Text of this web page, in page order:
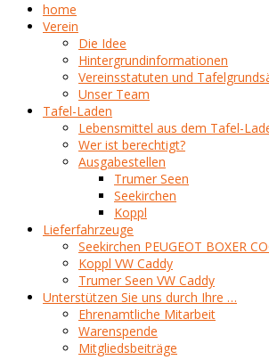
home
Verein
Die Idee
Hintergrundinformationen
Vereinsstatuten und
Unser Team
Tafel-Laden
Lebensmittel aus dem Tafel-
Wer ist berechtigt?
Ausgabestellen
Trumer Seen
Seekirchen
Koppl
Lieferfahrzeuge
Seekirchen PEUGEOT BOXER
Koppl VW Caddy
Trumer Seen VW Caddy
Unterstützen Sie uns durch Ihre …
Ehrenamtliche Mitarbeit
Warenspende
Mitgliedsbeiträge